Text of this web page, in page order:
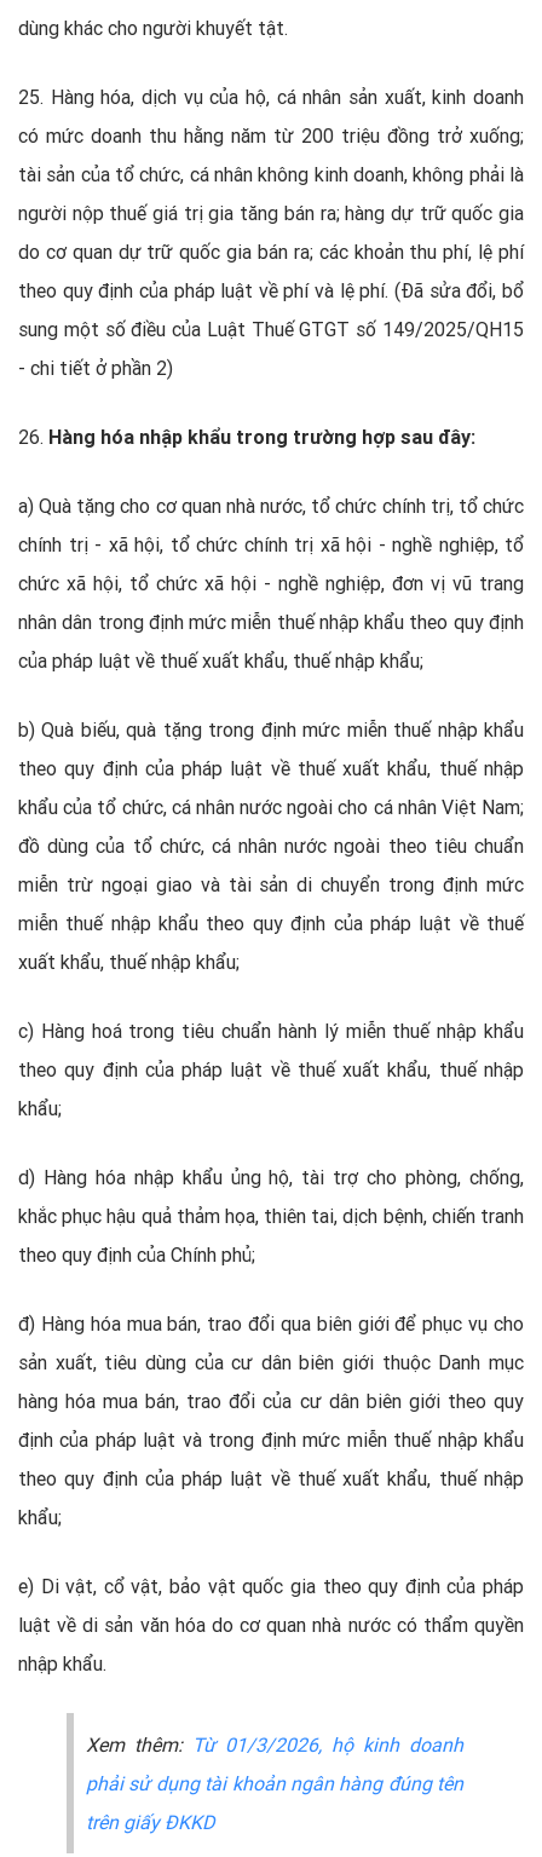
dùng khác cho người khuyết tật.
25. Hàng hóa, dịch vụ của hộ, cá nhân sản xuất, kinh doanh
có mức doanh thu hằng năm từ 200 triệu đồng trở xuống;
tài sản của tổ chức, cá nhân không kinh doanh, không phải là
người nộp thuế giá trị gia tăng bán ra; hàng dự trữ quốc gia
do cơ quan dự trữ quốc gia bán ra; các khoản thu phí, lệ phí
theo quy định của pháp luật về phí và lệ phí. (Đã sửa đổi, bổ
sung một số điều của Luật Thuế GTGT số 149/2025/QH15
- chi tiết ở phần 2)
26. Hàng hóa nhập khẩu trong trường hợp sau đây:
a) Quà tặng cho cơ quan nhà nước, tổ chức chính trị, tổ chức
chính trị - xã hội, tổ chức chính trị xã hội - nghề nghiệp, tổ
chức xã hội, tổ chức xã hội - nghề nghiệp, đơn vị vũ trang
nhân dân trong định mức miễn thuế nhập khẩu theo quy định
của pháp luật về thuế xuất khẩu, thuế nhập khẩu;
b) Quà biếu, quà tặng trong định mức miễn thuế nhập khẩu
theo quy định của pháp luật về thuế xuất khẩu, thuế nhập
khẩu của tổ chức, cá nhân nước ngoài cho cá nhân Việt Nam;
đồ dùng của tổ chức, cá nhân nước ngoài theo tiêu chuẩn
miễn trừ ngoại giao và tài sản di chuyển trong định mức
miễn thuế nhập khẩu theo quy định của pháp luật về thuế
xuất khẩu, thuế nhập khẩu;
c) Hàng hoá trong tiêu chuẩn hành lý miễn thuế nhập khẩu
theo quy định của pháp luật về thuế xuất khẩu, thuế nhập
khẩu;
d) Hàng hóa nhập khẩu ủng hộ, tài trợ cho phòng, chống,
khắc phục hậu quả thảm họa, thiên tai, dịch bệnh, chiến tranh
theo quy định của Chính phủ;
đ) Hàng hóa mua bán, trao đổi qua biên giới để phục vụ cho
sản xuất, tiêu dùng của cư dân biên giới thuộc Danh mục
hàng hóa mua bán, trao đổi của cư dân biên giới theo quy
định của pháp luật và trong định mức miễn thuế nhập khẩu
theo quy định của pháp luật về thuế xuất khẩu, thuế nhập
khẩu;
e) Di vật, cổ vật, bảo vật quốc gia theo quy định của pháp
luật về di sản văn hóa do cơ quan nhà nước có thẩm quyền
nhập khẩu.
Xem thêm: Từ 01/3/2026, hộ kinh doanh
phải sử dụng tài khoản ngân hàng đúng tên
trên giấy ĐKKD